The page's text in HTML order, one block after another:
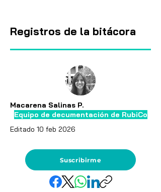
Registros de la bitácora
Macarena Salinas P.
Equipo de decumentación de RubiCo
Editado 10 feb 2026
Suscribirme